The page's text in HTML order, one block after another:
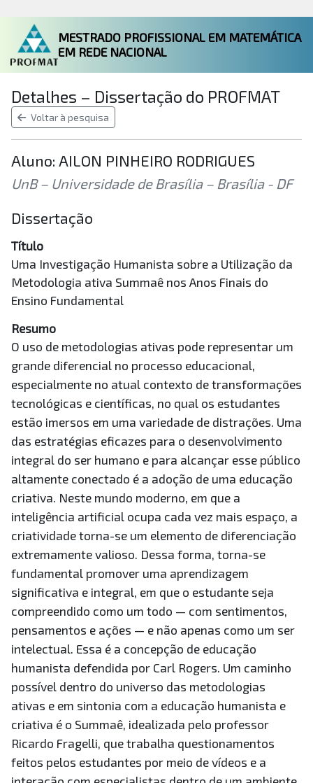
MESTRADO PROFISSIONAL EM MATEMÁTICA
EM REDE NACIONAL
Detalhes – Dissertação do PROFMAT
Voltar à pesquisa
Aluno: AILON PINHEIRO RODRIGUES
UnB – Universidade de Brasília – Brasília - DF
Dissertação
Título
Uma Investigação Humanista sobre a Utilização da
Metodologia ativa Summaê nos Anos Finais do
Ensino Fundamental
Resumo
O uso de metodologias ativas pode representar um
grande diferencial no processo educacional,
especialmente no atual contexto de transformações
tecnológicas e científicas, no qual os estudantes
estão imersos em uma variedade de distrações. Uma
das estratégias eficazes para o desenvolvimento
integral do ser humano e para alcançar esse público
altamente conectado é a adoção de uma educação
criativa. Neste mundo moderno, em que a
inteligência artificial ocupa cada vez mais espaço, a
criatividade torna-se um elemento de diferenciação
extremamente valioso. Dessa forma, torna-se
fundamental promover uma aprendizagem
significativa e integral, em que o estudante seja
compreendido como um todo — com sentimentos,
pensamentos e ações — e não apenas como um ser
intelectual. Essa é a concepção de educação
humanista defendida por Carl Rogers. Um caminho
possível dentro do universo das metodologias
ativas e em sintonia com a educação humanista e
criativa é o Summaê, idealizada pelo professor
Ricardo Fragelli, que trabalha questionamentos
feitos pelos estudantes por meio de vídeos e a